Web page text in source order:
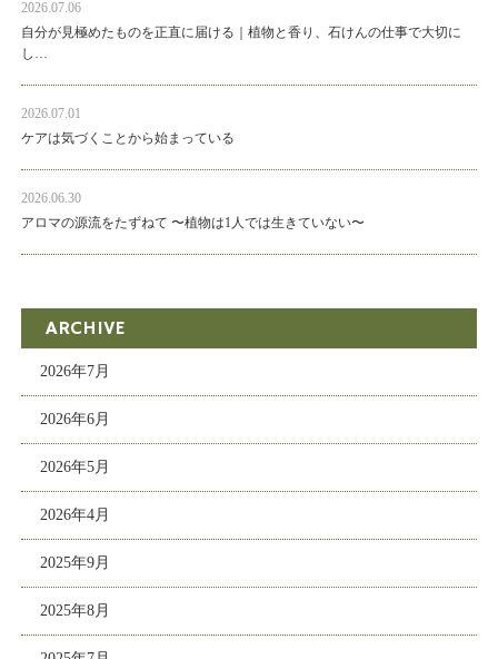
2026.07.06
自分が見極めたものを正直に届ける｜植物と香り、石けんの仕事で大切に
し…
2026.07.01
ケアは気づくことから始まっている
2026.06.30
アロマの源流をたずねて 〜植物は1人では生きていない〜
ARCHIVE
2026年7月
2026年6月
2026年5月
2026年4月
2025年9月
2025年8月